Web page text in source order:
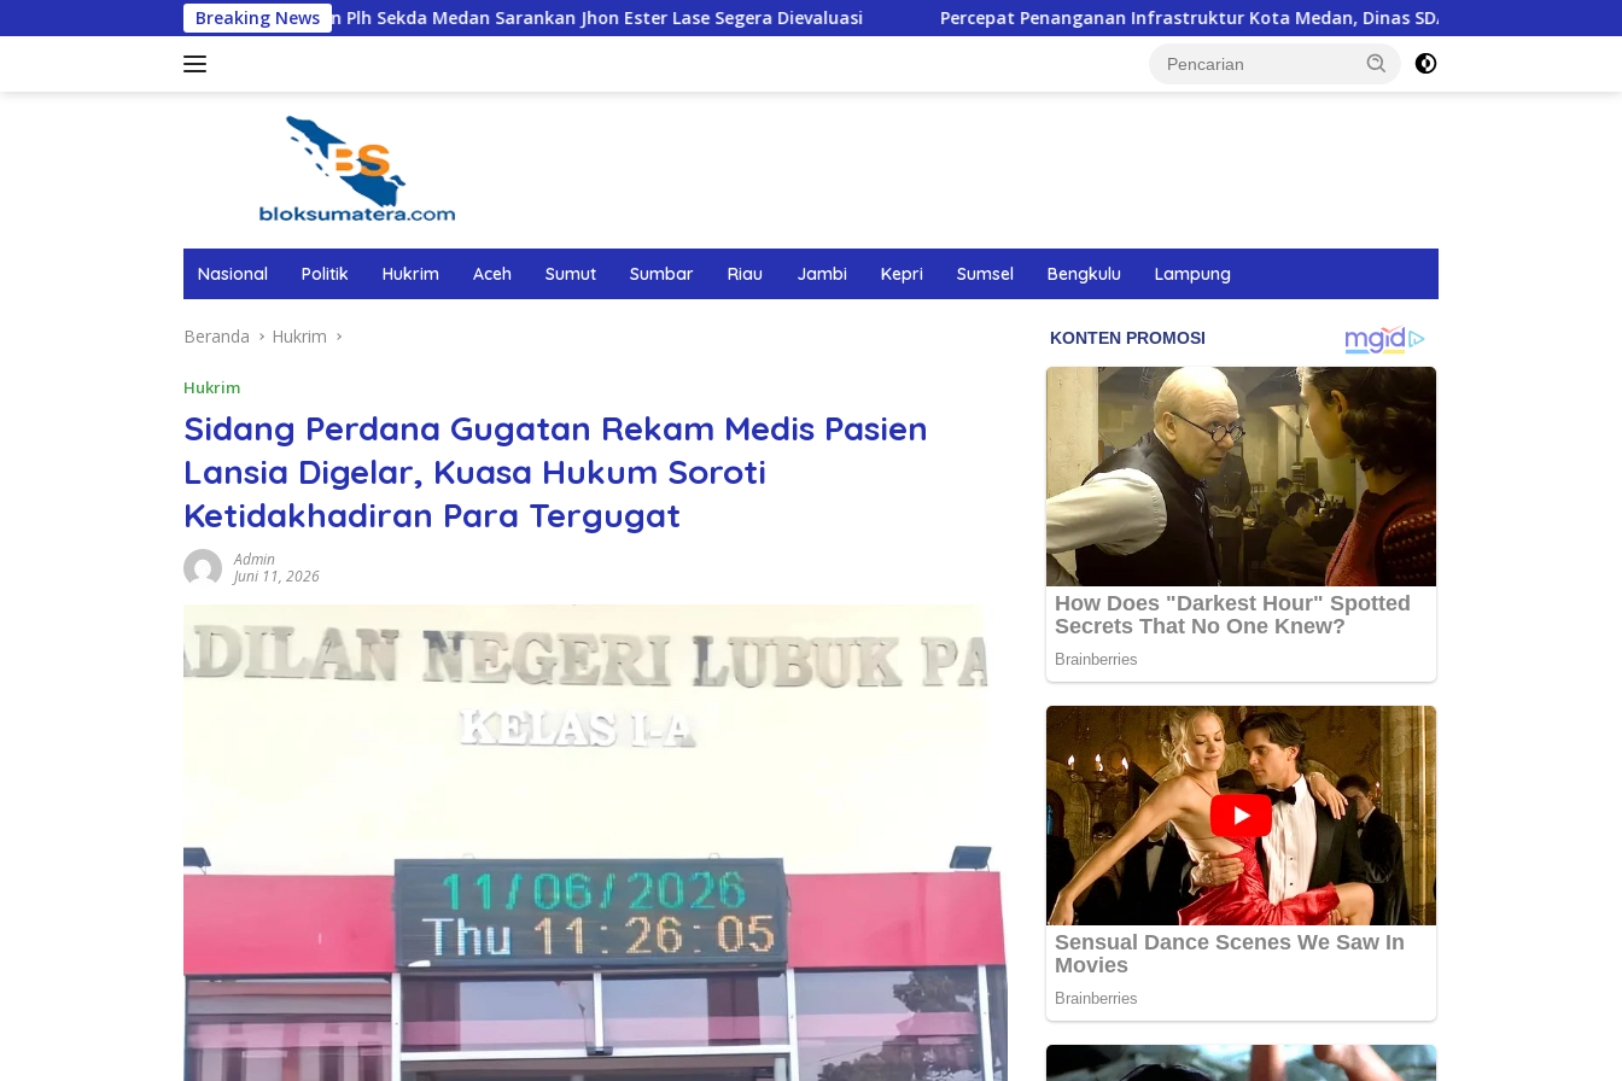
ke
Breaking News
Ini Alasan Plh Sekda Medan Sarankan Jhon Ester Lase Segera Dievaluasi Percepat Penanganan Infrastruktur Kota Medan, Dinas SDABMBK Perkuat Sinergi dengan Kecamatan
Nasional Politik Hukrim Aceh Sumut Sumbar Riau Jambi Kepri Sumsel Bengkulu Lampung
Beranda Hukrim
Hukrim
Sidang Perdana Gugatan Rekam Medis Pasien
Lansia Digelar, Kuasa Hukum Soroti
Ketidakhadiran Para Tergugat
Admin
Juni 11, 2026